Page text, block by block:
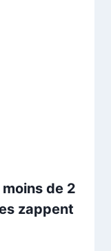
de 2
zappent